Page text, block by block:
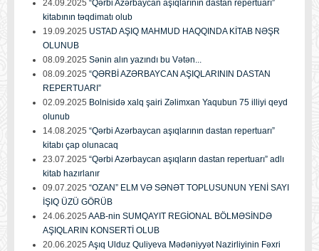
24.09.2025 “Qərbi Azərbaycan aşıqlarının dastan repertuarı”
kitabının təqdimatı olub
19.09.2025 USTAD AŞIQ MAHMUD HAQQINDA KİTAB NƏŞR
OLUNUB
08.09.2025 Sənin alın yazındı bu Vətən...
08.09.2025 “QƏRBİ AZƏRBAYCAN AŞIQLARININ DASTAN
REPERTUARI”
02.09.2025 Bolnisidə xalq şairi Zəlimxan Yaqubun 75 illiyi qeyd
olunub
14.08.2025 “Qərbi Azərbaycan aşıqlarının dastan repertuarı”
kitabı çap olunacaq
23.07.2025 “Qərbi Azərbaycan aşıqların dastan repertuarı” adlı
kitab hazırlanır
09.07.2025 “OZAN” ELM VƏ SƏNƏT TOPLUSUNUN YENİ SAYI
İŞIQ ÜZÜ GÖRÜB
24.06.2025 AAB-nin SUMQAYIT REGİONAL BÖLMƏSİNDƏ
AŞIQLARIN KONSERTİ OLUB
20.06.2025 Aşıq Ulduz Quliyeva Mədəniyyət Nazirliyinin Fəxri